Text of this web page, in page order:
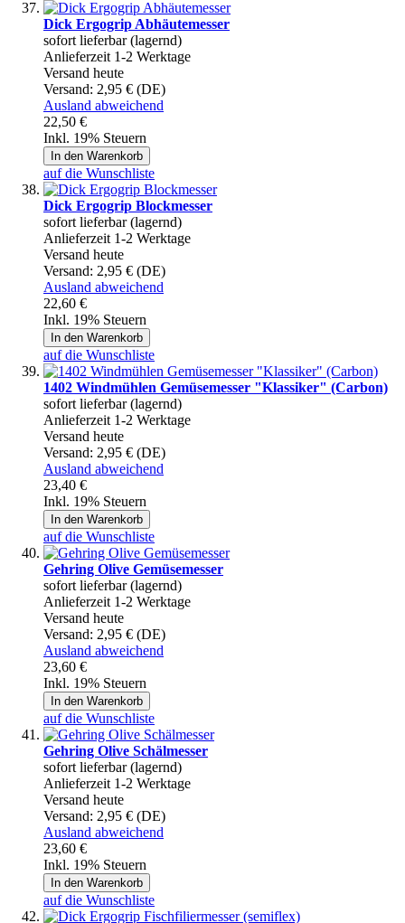
Dick Ergogrip Abhäutemesser
sofort lieferbar (lagernd)
Anlieferzeit 1-2 Werktage
Versand heute
Versand: 2,95 € (DE)
Ausland abweichend
22,50 €
Inkl. 19% Steuern
In den Warenkorb
auf die Wunschliste
Dick Ergogrip Blockmesser
sofort lieferbar (lagernd)
Anlieferzeit 1-2 Werktage
Versand heute
Versand: 2,95 € (DE)
Ausland abweichend
22,60 €
Inkl. 19% Steuern
In den Warenkorb
auf die Wunschliste
1402 Windmühlen Gemüsemesser "Klassiker" (Carbon)
sofort lieferbar (lagernd)
Anlieferzeit 1-2 Werktage
Versand heute
Versand: 2,95 € (DE)
Ausland abweichend
23,40 €
Inkl. 19% Steuern
In den Warenkorb
auf die Wunschliste
Gehring Olive Gemüsemesser
sofort lieferbar (lagernd)
Anlieferzeit 1-2 Werktage
Versand heute
Versand: 2,95 € (DE)
Ausland abweichend
23,60 €
Inkl. 19% Steuern
In den Warenkorb
auf die Wunschliste
Gehring Olive Schälmesser
sofort lieferbar (lagernd)
Anlieferzeit 1-2 Werktage
Versand heute
Versand: 2,95 € (DE)
Ausland abweichend
23,60 €
Inkl. 19% Steuern
In den Warenkorb
auf die Wunschliste